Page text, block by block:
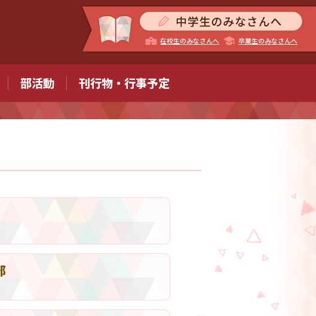
在校生のみなさんへ 卒業生のみなさんへ
部活動 刊行物・行事予定